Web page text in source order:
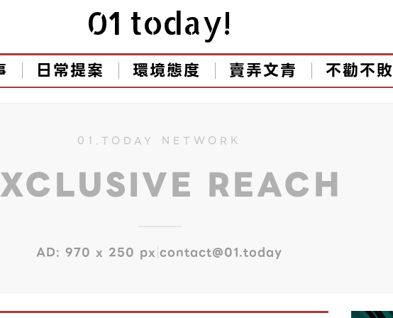
01 today!
日常提案 環境態度 賣弄文青 不勸不敗
01.TODAY NETWORK
REACH
AD: 970 x 250 px|contact@01.today